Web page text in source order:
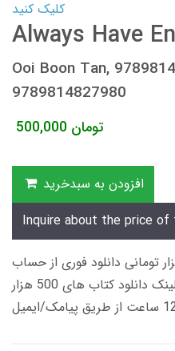
کلیک کنید
Always Have
Ooi Boon Tan,
9789814827980
500,000 تومان
افزودن به سبدخرید
Inquire about the price of
تحویل کتاب های 600 هزار تومانی دانلود فوری از حساب
کاربری می باشد، و زمان تحویل لینک دانلود کتاب های 500 هزار